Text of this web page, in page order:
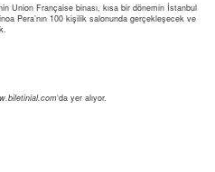
Union Française binası, kısa bir dönemin İstanbul
Pera’nın 100 kişilik salonunda gerçekleşecek ve
‘da yer alıyor.